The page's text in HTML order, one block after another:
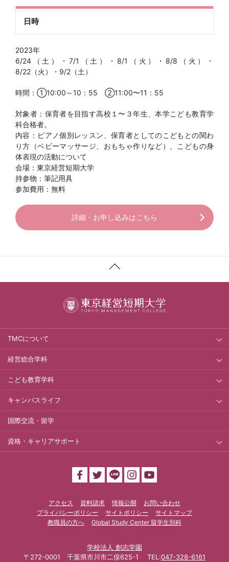
日時
2023年
6/24（土）・7/1（土）・8/1（火）・8/8（火）・
8/22（火）・9/2（土）
時間：①10:00～10：55 ②11:00〜11：55
対象者：保育者を目指す高校１〜３年生、本学こども教育学
科合格者。
内容：ピアノ個別レッスン、保育者としてのこどもとの関わ
り方（ベビーマッサージ、おもちゃ作りなど）、こどもの身
体表現の活動について
会場：東京経営短期大学
持参物：筆記用具
参加費用：無料
詳細・お申し込みはこちら
TMCについて
経営総合学科
こども教育学科
キャンパスライフ
国際交流・留学
資格・キャリアサポート
アクセス 資料請求 情報公開
お問い合わせ
プライバシーポリシー
サイトポリシー
サイトマップ
教職員の方へ
Global Study Center 留学生別科
学校法人 創志学園
〒272-0001 千葉県市川市二俣625-1 TEL:047-328-6161